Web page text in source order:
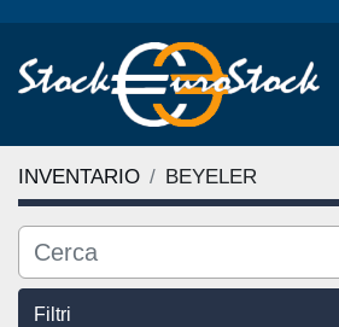
INVENTARIO BEYELER
Filtri